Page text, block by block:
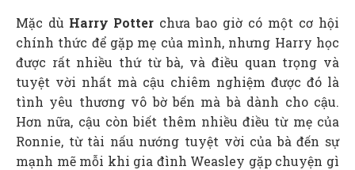
Mặc dù Harry Potter chưa bao giờ có một cơ hội
chính thức để gặp mẹ của mình, nhưng Harry học
được rất nhiều thứ từ bà, và điều quan trọng và
tuyệt vời nhất mà cậu chiêm nghiệm được đó là
tình yêu thương vô bờ bến mà bà dành cho cậu.
Hơn nữa, cậu còn biết thêm nhiều điều từ mẹ của
Ronnie, từ tài nấu nướng tuyệt vời của bà đến sự
mạnh mẽ mỗi khi gia đình Weasley gặp chuyện gì